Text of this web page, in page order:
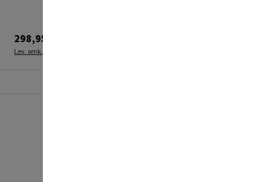
298,95 kr.
Lev. omk. tillægges